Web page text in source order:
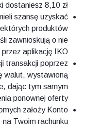
dostaniesz 8,10 zł.
szansę uzyskać
produktów
zawnioskują o nie
przez aplikację IKO.
transakcji poprzez
walut, wystawioną
dając tym samym
ponownej oferty.
założy Konto
na Twoim rachunku